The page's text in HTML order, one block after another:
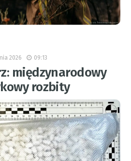
2026 09:13
międzynarodowy
rozbity